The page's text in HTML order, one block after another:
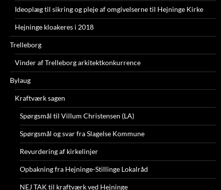
Ideoplæg til sikring og pleje af omgivelserne til Hejninge Kirke
Hejninge kloakeres i 2018
Trelleborg
Vinder af Trelleborg arkitektkonkurrence
Bylaug
Kraftværk sagen
Spørgsmål til Villum Christensen (LA)
Spørgsmål og svar fra Slagelse Kommune
Revurdering af kirkelinjer
Opbakning fra Hejninge-Stillinge Lokalråd
NEJ TAK til kraftværk ved Hejninge